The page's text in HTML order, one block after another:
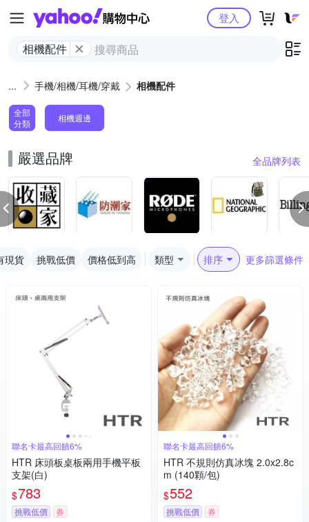
Yahoo購物中心
相機配件
登入
手機/相機/耳機/穿戴 相機配件
全部
分類
相機週邊
嚴選品牌 全品牌列表
現貨 挑戰低價 價格低到高 類型 排序 更多篩選條件
聯名卡最高回饋6%
HTR 床頭板桌板兩用手機平板
支架(白)
$783
挑戰低價 券
聯名卡最高回饋6%
HTR 不規則仿真冰塊 2.0x2.8c
m (140顆/包)
$552
挑戰低價 券